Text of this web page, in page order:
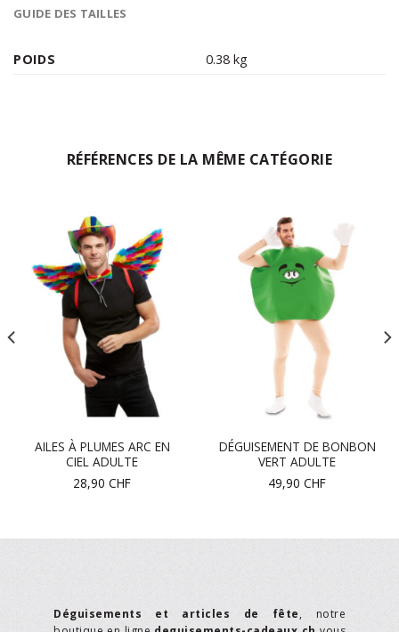
GUIDE DES TAILLES
POIDS 0.38 kg
RÉFÉRENCES DE LA MÊME CATÉGORIE
AILES À PLUMES ARC EN
CIEL ADULTE
28,90 CHF
DÉGUISEMENT DE BONBON
VERT ADULTE
49,90 CHF
Déguisements et articles de fête, notre